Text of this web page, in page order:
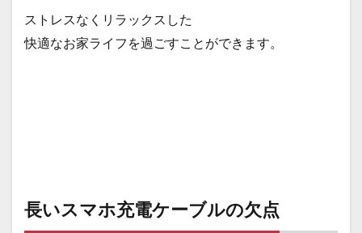
lightning（iPhone）
ストレスなくリラックスした
快適なお家ライフを過ごすことができます。
長いスマホ充電ケーブルの欠点